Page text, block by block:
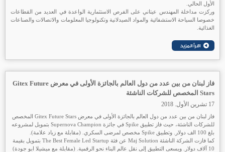
الأول الحالي.
وركزت مداخلة المهندس عيتاني على الفرص الاستثمارية الواعدة في العديد من القطاعات
خصوصا السياحة الاستشفائية والمواد الصيدلانية وتكنولوجيا المعلومات والاتصالات والصناعات
الغذائية.
فاز لبنان من بين عدد من دول العالم بالجائزة الأولى في معرض Gitex Future
Stars المخصص للشركات الناشئة
17 تشرين الأول. 2018
فاز لبنان من بين عدد من دول العالم بالجائزة الأولى في معرض Gitex Future Stars المخصص
للشركات الناشئة، حيث فاز تطبيق Spike في جائزة Supernova Champion بتمويل لمشروعه
بلغ 100 الف دولار. وتطبيق Spike مخصص لمرضى السكري. (مقابلة مع زياد علامة).
كما فازت الشركة الناشئة Maj Solution عن فئة The Best Female Led Startup بتمويل بقيمة
10 آلاف دولار. ويسعى التطبيق إلى نقل عالم البناء نحو الرقمية. (مقابلة مع ميشيلا ابو جودة)